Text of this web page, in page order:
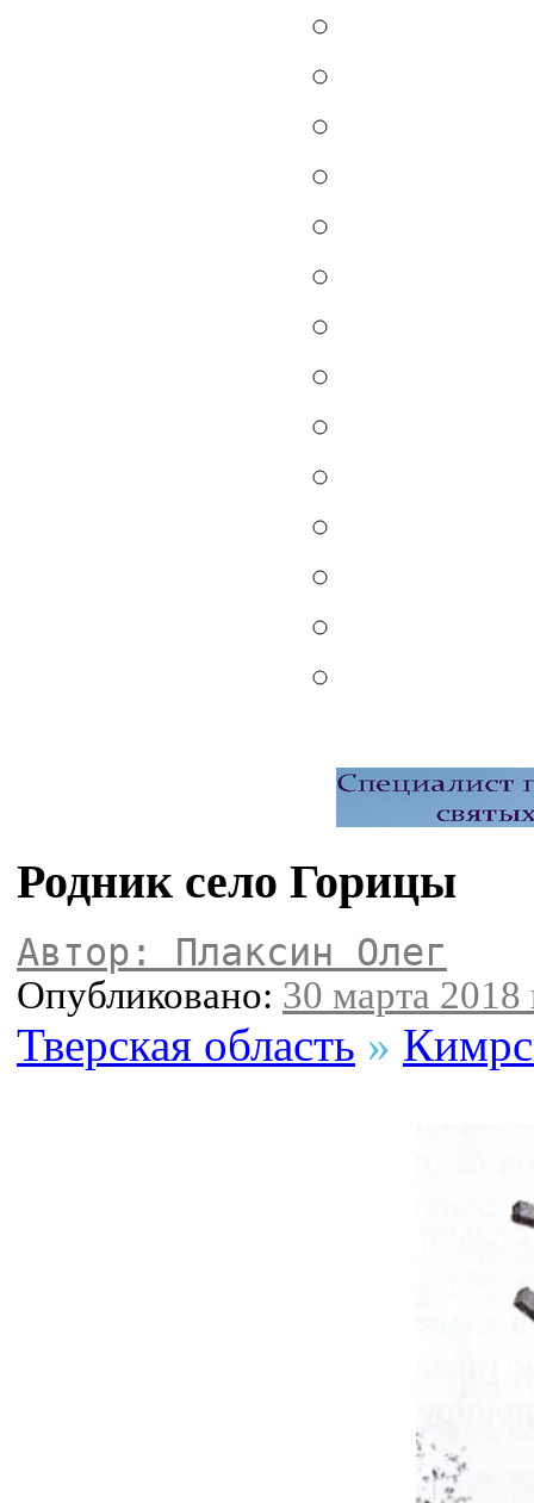
Родник село Горицы
Автор: Плаксин Олег
Опубликовано: 30 марта 2018
Тверская область »